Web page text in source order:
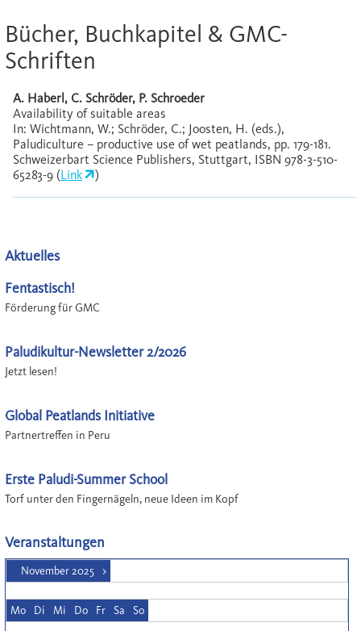
Bücher, Buchkapitel & GMC-
Schriften
A. Haberl, C. Schröder, P. Schroeder
Availability of suitable areas
In: Wichtmann, W.; Schröder, C.; Joosten, H. (eds.),
Paludiculture – productive use of wet peatlands, pp. 179-181.
Schweizerbart Science Publishers, Stuttgart, ISBN 978-3-510-
65283-9 (Link )
Aktuelles
Fentastisch!
Förderung für GMC
Paludikultur-Newsletter 2/2026
Jetzt lesen!
Global Peatlands Initiative
Partnertreffen in Peru
Erste Paludi-Summer School
Torf unter den Fingernägeln, neue Ideen im Kopf
Veranstaltungen
November 2025 >
Mo Di Mi Do Fr Sa So